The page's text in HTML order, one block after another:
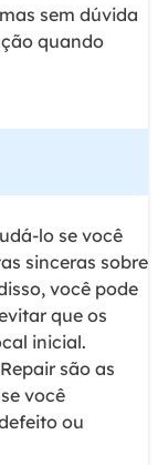
sem dúvida
quando
lo se você
sinceras sobre
você pode
que os
inicial.
são as
você
ou